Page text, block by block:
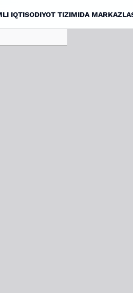
IQTISODIYOT TIZIMIDA